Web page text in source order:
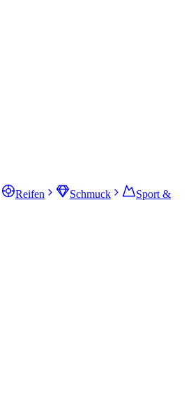
Reifen Schmuck
Sport &